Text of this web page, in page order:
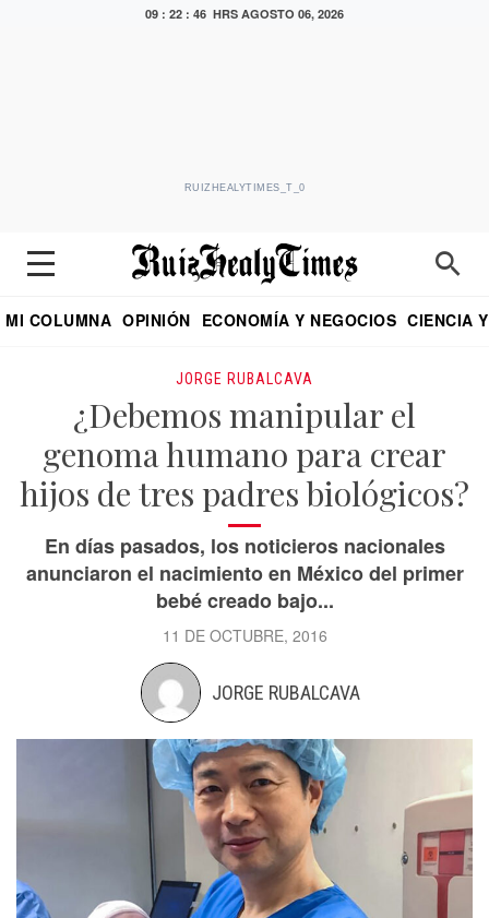
09 : 22 : 47 HRS AGOSTO 06, 2026
RUIZHEALYTIMES_T_0
MI COLUMNA OPINIÓN ECONOMÍA Y NEGOCIOS CIENCIA
JORGE RUBALCAVA
¿Debemos manipular el
genoma humano para crear
hijos de tres padres biológicos?
En días pasados, los noticieros nacionales
anunciaron el nacimiento en México del primer
bebé creado bajo...
11 DE OCTUBRE, 2016
JORGE RUBALCAVA